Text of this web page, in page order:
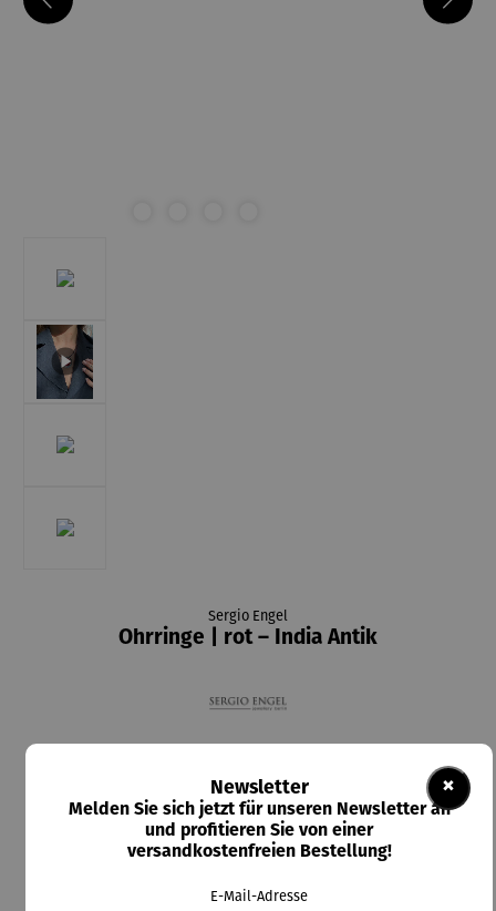
Sergio Engel
Ohrringe | rot – India Antik
Preise inkl. MwSt. zzgl. Versandkosten
Lieferzeit: 2-3 Tage
In den Warenkorb
×
Newsletter
Melden Sie sich jetzt für unseren Newsletter an
und profitieren Sie von einer
versandkostenfreien Bestellung!
E-Mail-Adresse